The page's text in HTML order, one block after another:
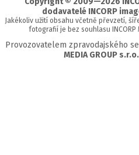
dodavatelé INCORP
Jakékoliv užití obsahu včetně převzetí,
fotografií je bez souhlasu INCORP
Provozovatelem zpravodajského
MEDIA GROUP s.r.o.